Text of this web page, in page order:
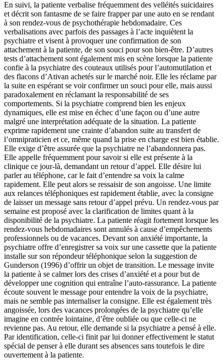
En suivi, la patiente verbalise fréquemment des velléités suicidaires
et décrit son fantasme de se faire frapper par une auto en se rendant
à son rendez-vous de psychothérapie hebdomadaire. Ces
verbalisations avec parfois des passages à l’acte inquiètent la
psychiatre et visent à provoquer une confirmation de son
attachement à la patiente, de son souci pour son bien-être. D’autres
tests d’attachement sont également mis en scène lorsque la patiente
confie à la psychiatre des couteaux utilisés pour l’automutilation et
des flacons d’Ativan achetés sur le marché noir. Elle les réclame par
la suite en espérant se voir confirmer un souci pour elle, mais aussi
paradoxalement en réclamant la responsabilité de ses
comportements. Si la psychiatre comprend bien les enjeux
dynamiques, elle est mise en échec d’une façon ou d’une autre
malgré une interprétation adéquate de la situation. La patiente
exprime rapidement une crainte d’abandon suite au transfert de
l’omnipraticien et ce, même quand la prise en charge est bien établie.
Elle exige d’être assurée que la psychiatre ne l’abandonnera pas.
Elle appelle fréquemment pour savoir si elle est présente à la
clinique ce jour-là, demandant un retour d’appel. Elle désire lui
parler au téléphone, car le fait d’entendre sa voix la calme
rapidement. Elle peut alors se ressaisir de son angoisse. Une limite
aux relances téléphoniques est rapidement établie, avec la consigne
de laisser un message sans retour d’appel prévu. Un rendez-vous par
semaine est proposé avec la clarification de limites quant à la
disponibilité de la psychiatre. La patiente réagit fortement lorsque les
rendez-vous hebdomadaires sont annulés à cause d’empêchements
professionnels ou de vacances. Devant son anxiété importante, la
psychiatre offre d’enregistrer sa voix sur une cassette que la patiente
installe sur son répondeur téléphonique selon la suggestion de
Gunderson (1996) d’offrir un objet de transition. Le message invite
la patiente à se calmer lors des crises d’anxiété et a pour but de
développer une cognition qui entraîne l’auto-rassurance. La patiente
écoute souvent le message pour entendre la voix de la psychiatre,
mais ne semble pas internaliser la consigne. Elle est également très
angoissée, lors des vacances prolongées de la psychiatre qu’elle
imagine en contrée lointaine, d’être oubliée ou que celle-ci ne
revienne pas. Au retour, elle demande si la psychiatre a pensé à elle.
Par identification, celle-ci finit par lui donner effectivement le statut
spécial de penser à elle durant ses absences sans toutefois le dire
ouvertement à la patiente.